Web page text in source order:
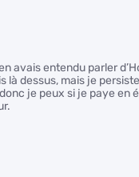
avais entendu parler
là dessus, mais je
je peux si je paye en